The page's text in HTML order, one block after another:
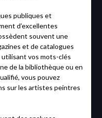
publiques et
d’excellentes
souvent une
et de catalogues
utilisant vos mots-clés
de la bibliothèque ou en
vous pouvez
sur les artistes peintres